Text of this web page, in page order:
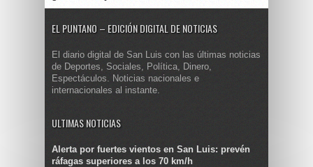
EL PUNTANO – EDICIÓN DIGITAL DE NOTICIAS
El diario digital de San Luis con las últimas noticias
de Deportes, Sociales, Política, Dinero,
Espectáculos. Noticias nacionales e
internacionales al instante.
ULTIMAS NOTICIAS
Alerta por fuertes vientos en San Luis: prevén
ráfagas superiores a los 70 km/h